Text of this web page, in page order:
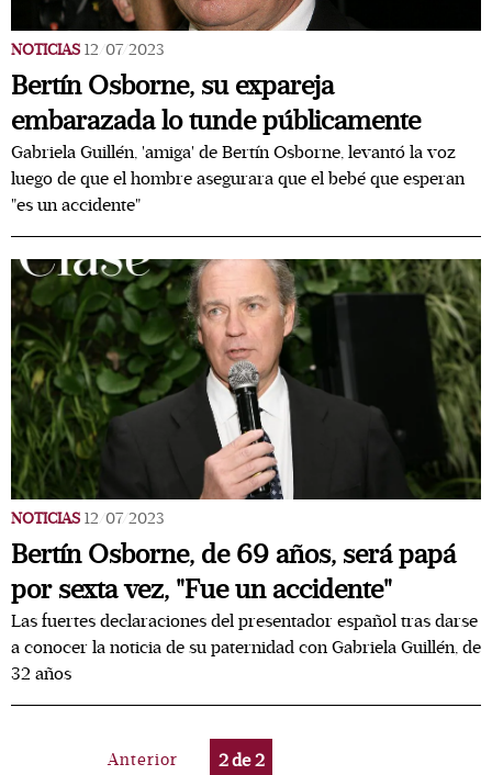
NOTICIAS 12/07/2023
Bertín Osborne, su expareja
embarazada lo tunde públicamente
Gabriela Guillén, 'amiga' de Bertín Osborne, levantó la voz
luego de que el hombre asegurara que el bebé que esperan
"es un accidente"
NOTICIAS 12/07/2023
Bertín Osborne, de 69 años, será papá
por sexta vez, "Fue un accidente"
Las fuertes declaraciones del presentador español tras darse
a conocer la noticia de su paternidad con Gabriela Guillén, de
32 años
Anterior 2de2